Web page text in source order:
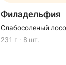
Филадельфия
Слабосоленый
231 г · 8 шт.